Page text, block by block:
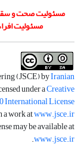
مسئولیت صحت و سقم
مسئولیت
(JSCE) byIranian
under aCreative
License
a work atwww.jsce.ir
may be available at
www.jsce.ir
.